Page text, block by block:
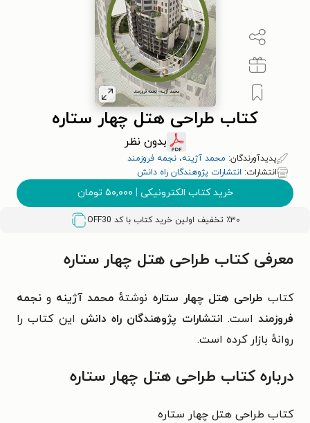
کتاب طراحی هتل چهار ستاره
بدون نظر
پدیدآورندگان: محمد آژینه، نجمه فروزمند
انتشارات: انتشارات پژوهندگان راه دانش
خرید کتاب الکترونیکی | ۵۰,۰۰۰ تومان
٪۳۰ تخفیف اولین خرید کتاب با کد OFF30
معرفی کتاب طراحی هتل چهار ستاره
کتاب طراحی هتل چهار ستاره نوشتهٔ محمد آژینه و نجمه
فروزمند است. انتشارات پژوهندگان راه دانش این کتاب را
روانهٔ بازار کرده است.
درباره کتاب طراحی هتل چهار ستاره
کتاب طراحی هتل چهار ستاره